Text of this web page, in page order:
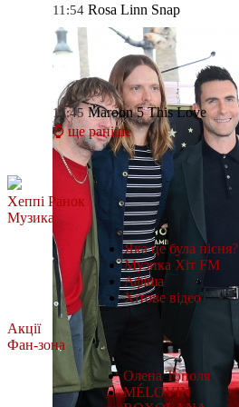
11:54 Rosa Linn Snap
11:45 Maroon 5 This Love
⌚ ще раніше
Хеппі Ранок
Музика
Яка це була пісня?
Музика Хіт FM
Афіша
Хітове відео
Акції
Фан-зона
Олена Тополя
MÉLOVIN